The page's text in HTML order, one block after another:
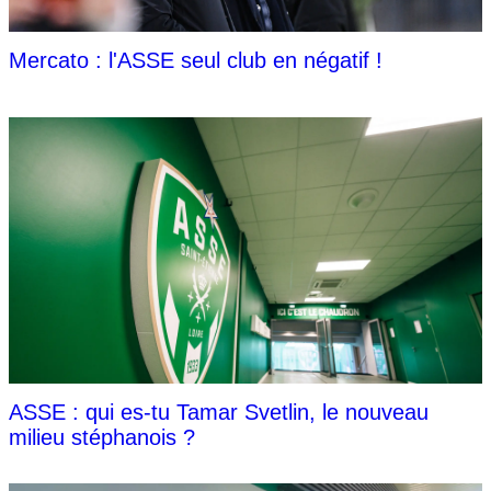
Mercato : l'ASSE seul club en négatif !
ASSE : qui es-tu Tamar Svetlin, le nouveau
milieu stéphanois ?